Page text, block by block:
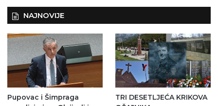
NAJNOVIJE
Pupovac i Šimpraga
TRI DESETLJEĆA KRIKOVA